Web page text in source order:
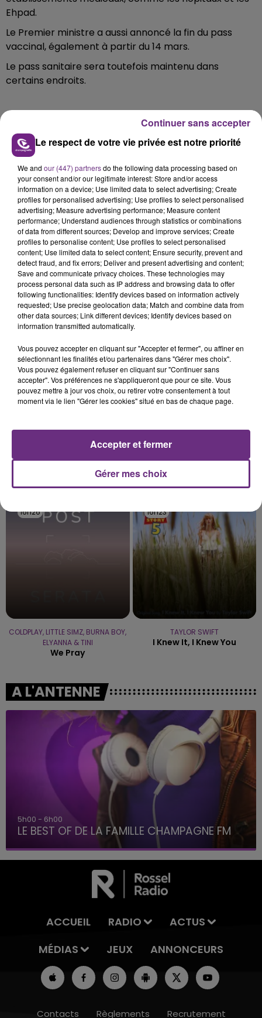
Ehpad.
Le Premier ministre a aussi annoncé la fin du pass
vaccinal, également à partir du 14 mars.
Le pass sanitaire sera toutefois maintenu dans
certains endroits.
FIL D'ACTU
11h37
LA CENTRALE NUCLÉAIRE DE CHOOZ
TOUJOURS À L'ARRÊT
Cela fait déjà une semaine que la centrale
nucléaire ardennaise est à l'arrêt. Une situation
justifiée par la sécheresse intense qui est toujours
10h16
LE MAGASIN JOUÉCLUB DE REIMS FERME
C'était l'une des institutions du centre-ville
rémois. Le magasin JouéClub est contraint de
fermer ses portes.
TITRES DIFFUSÉS
16h26
16h26
COLDPLAY, LITTLE SIMZ, BURNA BOY,
ELYANNA & TINI
We Pray
16h23
16h23
TAYLOR SWIFT
I Knew It, I Knew You
A L'ANTENNE
5h00 - 6h00
LE BEST OF DE LA FAMILLE CHAMPAGNE FM
ACCUEIL RADIO
ACTUS
MÉDIAS
JEUX ANNONCEURS
Contacts Règlements Recrutement
Le respect de votre vie privée est notre priorité
We and our (447) partnersdo the following data processing based on
your consent and/or our legitimate interest: Store and/or access
information on a device; Use limited data to select advertising; Create
profiles for personalised advertising; Use profiles to select personalised
advertising; Measure advertising performance; Measure content
performance; Understand audiences through statistics or combinations
of data from different sources; Develop and improve services; Create
profiles to personalise content; Use profiles to select personalised
content; Use limited data to select content; Ensure security, prevent and
detect fraud, and fix errors; Deliver and present advertising and content;
Save and communicate privacy choices. These technologies may
process personal data such as IP address and browsing data to offer
following functionalities: Identify devices based on information actively
requested; Use precise geolocation data; Match and combine data from
other data sources; Link different devices; Identify devices based on
information transmitted automatically.
Vous pouvez accepter en cliquant sur "Accepter et fermer", ou affiner en
sélectionnant les finalités et/ou partenaires dans "Gérer mes choix".
Vous pouvez également refuser en cliquant sur "Continuer sans
accepter". Vos préférences ne s'appliqueront que pour ce site. Vous
pouvez mettre à jour vos choix, ou retirer votre consentement à tout
moment via le lien "Gérer les cookies" situé en bas de chaque page.
Gérer mes choix
Accepter et fermer
Continuer sans accepter